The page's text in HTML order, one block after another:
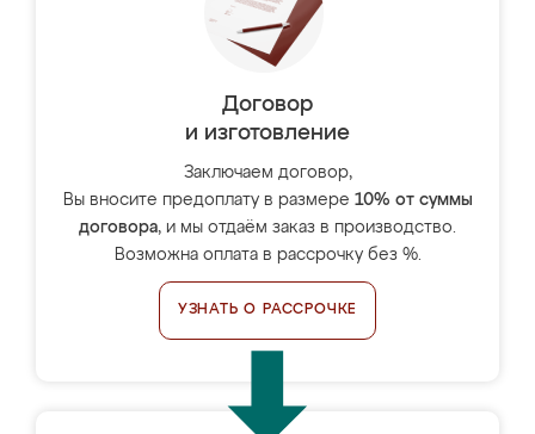
Договор
и изготовление
Заключаем договор,
Вы вносите предоплату в размере 10% от суммы
договора, и мы отдаём заказ в производство.
Возможна оплата в рассрочку без %.
УЗНАТЬ О РАССРОЧКЕ